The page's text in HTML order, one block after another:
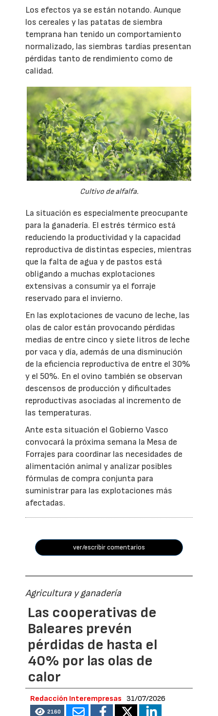
Los efectos ya se están notando. Aunque
los cereales y las patatas de siembra
temprana han tenido un comportamiento
normalizado, las siembras tardías presentan
pérdidas tanto de rendimiento como de
calidad.
Cultivo de alfalfa.
La situación es especialmente preocupante
para la ganadería. El estrés térmico está
reduciendo la productividad y la capacidad
reproductiva de distintas especies, mientras
que la falta de agua y de pastos está
obligando a muchas explotaciones
extensivas a consumir ya el forraje
reservado para el invierno.
En las explotaciones de vacuno de leche, las
olas de calor están provocando pérdidas
medias de entre cinco y siete litros de leche
por vaca y día, además de una disminución
de la eficiencia reproductiva de entre el 30%
y el 50%. En el ovino también se observan
descensos de producción y dificultades
reproductivas asociadas al incremento de
las temperaturas.
Ante esta situación el Gobierno Vasco
convocará la próxima semana la Mesa de
Forrajes para coordinar las necesidades de
alimentación animal y analizar posibles
fórmulas de compra conjunta para
suministrar para las explotaciones más
afectadas.
ver/escribir comentarios
Agricultura y ganadería
Las cooperativas de
Baleares prevén
pérdidas de hasta el
40% por las olas de
calor
Redacción Interempresas 31/07/2026
2160